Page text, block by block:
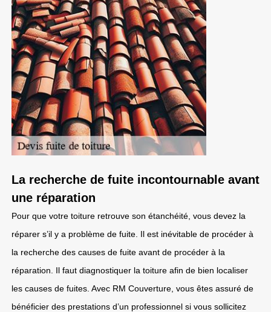
La recherche de fuite incontournable avant
une réparation
Pour que votre toiture retrouve son étanchéité, vous devez la
réparer s’il y a problème de fuite. Il est inévitable de procéder à
la recherche des causes de fuite avant de procéder à la
réparation. Il faut diagnostiquer la toiture afin de bien localiser
les causes de fuites. Avec RM Couverture, vous êtes assuré de
bénéficier des prestations d’un professionnel si vous sollicitez